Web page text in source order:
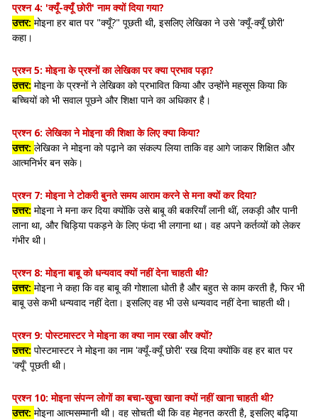
प्रश्न 4: 'क्यूँ-क्यूँ छोरी' नाम क्यों दिया गया?
उत्तर: मोइना हर बात पर "क्यूँ?" पूछती थी, इसलिए लेखिका ने उसे 'क्यूँ-क्यूँ छोरी'
कहा।
प्रश्न 5: मोइना के प्रश्नों का लेखिका पर क्या प्रभाव पड़ा?
उत्तर: मोइना के प्रश्नों ने लेखिका को प्रभावित किया और उन्होंने महसूस किया कि
बच्चियों को भी सवाल पूछने और शिक्षा पाने का अधिकार है।
प्रश्न 6: लेखिका ने मोइना की शिक्षा के लिए क्या किया?
उत्तर: लेखिका ने मोइना को पढ़ाने का संकल्प लिया ताकि वह आगे जाकर शिक्षित और
आत्मनिर्भर बन सके।
प्रश्न 7: मोइना ने टोकरी बुनते समय आराम करने से मना क्यों कर दिया?
उत्तर: मोइना ने मना कर दिया क्योंकि उसे बाबू की बकरियाँ लानी थीं, लकड़ी और पानी
लाना था, और चिड़िया पकड़ने के लिए फंदा भी लगाना था। वह अपने कर्तव्यों को लेकर
गंभीर थी।
प्रश्न 8: मोइना बाबू को धन्यवाद क्यों नहीं देना चाहती थी?
उत्तर: मोइना ने कहा कि वह बाबू की गोशाला धोती है और बहुत से काम करती है, फिर भी
बाबू उसे कभी धन्यवाद नहीं देता। इसलिए वह भी उसे धन्यवाद नहीं देना चाहती थी।
प्रश्न 9: पोस्टमास्टर ने मोइना का क्या नाम रखा और क्यों?
उत्तर: पोस्टमास्टर ने मोइना का नाम 'क्यूँ-क्यूँ छोरी' रख दिया क्योंकि वह हर बात पर
'क्यूँ' पूछती थी।
प्रश्न 10: मोइना संपन्न लोगों का बचा-खुचा खाना क्यों नहीं खाना चाहती थी?
उत्तर: मोइना आत्मसम्मानी थी। वह सोचती थी कि वह मेहनत करती है, इसलिए बढ़िया